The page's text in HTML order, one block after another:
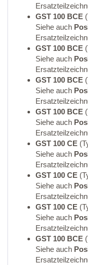
GST 100 BCE
Siehe auch
GST 100 BCE
Siehe auch
GST 100 BCE
Siehe auch
GST 100 BCE
Siehe auch
GST 100 CE
Siehe auch
GST 100 CE
Siehe auch
GST 100 CE
Siehe auch
GST 100 BCE
Siehe auch